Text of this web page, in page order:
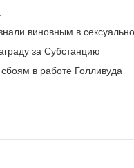
виновным в
за Субстанцию
в работе Голливуда